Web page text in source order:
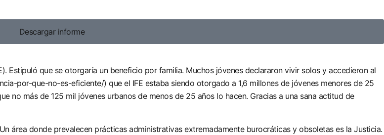
Descargar informe
Estipuló que se otorgaría un beneficio por familia. Muchos jóvenes declararon vivir solos y accedieron al
por-que-no-es-eficiente/) que el IFE estaba siendo otorgado a 1,6 millones de jóvenes menores de 25
no más de 125 mil jóvenes urbanos de menos de 25 años lo hacen. Gracias a una sana actitud de
área donde prevalecen prácticas administrativas extremadamente burocráticas y obsoletas es la Justicia.